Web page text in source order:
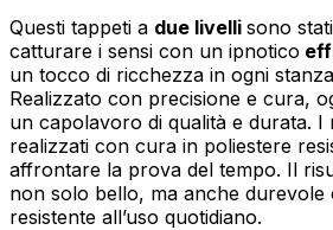
Questi tappeti a due livelli sono
catturare i sensi con un ipnotico
un tocco di ricchezza in ogni
Realizzato con precisione e cura,
un capolavoro di qualità e durata. I
realizzati con cura in poliestere
affrontare la prova del tempo. Il
non solo bello, ma anche durevole
resistente all’uso quotidiano.